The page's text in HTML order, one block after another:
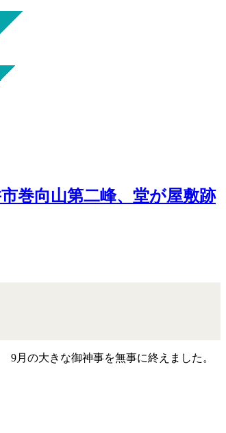
巻向山第二峰、堂が屋敷跡
の大きな御神事を無事に終えました。